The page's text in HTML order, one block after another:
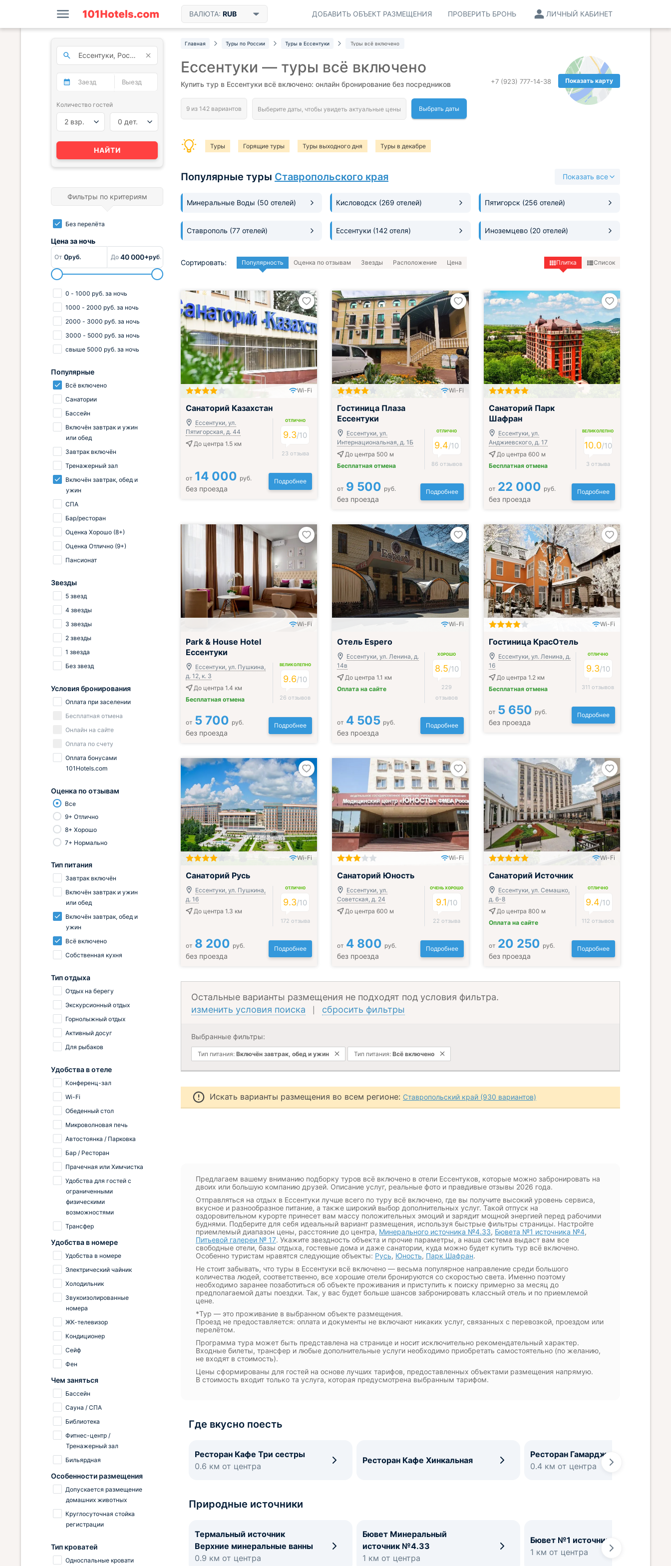
ВАЛЮТА: RUB ЛИЧНЫЙ КАБИНЕТ
ПРОВЕРИТЬ БРОНЬ
ДОБАВИТЬ ОБЪЕКТ РАЗМЕЩЕНИЯ
Главная Туры по России Туры в Ессентуки Туры всё включено
Показать карту
+7 (923) 777-14-38
Ессентуки — туры всё включено
Купить тур в Ессентуки всё включено: онлайн бронирование без посредников
Выбрать даты
Туры Горящие туры Туры выходного дня Туры в декабре
Популярные туры Ставропольского края Показать все
Минеральные Воды (50 отелей) Кисловодск (269 отелей) Пятигорск (256 отелей)
Ставрополь (77 отелей) Ессентуки (142 отеля) Иноземцево (20 отелей)
Сортировать: Популярность Оценка по отзывам Звезды Расположение Цена Плитка Список
Включён завтрак, обед и ужин
Wi-Fi
Санаторий Казахстан
Ессентуки, ул.
Пятигорская, д. 44
До центра 1.5 км
ОТЛИЧНО
9.3/10
23 отзыва
от 14 000 руб.
без проезда
Подробнее
Включён завтрак, обед и ужин
Wi-Fi
Гостиница Плаза
Ессентуки
Ессентуки, ул.
Интернациональная, д. 1Б
До центра 500 м
Бесплатная отмена
ОТЛИЧНО
9.4/10
86 отзывов
от 9 500 руб.
без проезда
Подробнее
Включён завтрак, обед и ужин
Санаторий Парк
Шафран
Ессентуки, ул.
Анджиевского, д. 17
До центра 600 м
Бесплатная отмена
ВЕЛИКОЛЕПНО
10.0/10
3 отзыва
от 22 000 руб.
без проезда
Подробнее
Включён завтрак, обед и ужин
Wi-Fi
Park & House Hotel
Ессентуки
Ессентуки, ул. Пушкина,
д. 12, к. 3
До центра 1.4 км
Бесплатная отмена
ВЕЛИКОЛЕПНО
9.6/10
26 отзывов
от 5 700 руб.
без проезда
Подробнее
Включён завтрак, обед и ужин
Wi-Fi
Отель Espero
Ессентуки, ул. Ленина, д.
14в
До центра 1.1 км
Оплата на сайте
ХОРОШО
8.5/10
229
отзывов
от 4 505 руб.
без проезда
Подробнее
Включён завтрак, обед и ужин
Wi-Fi
Гостиница КрасОтель
Ессентуки, ул. Ленина, д.
16
До центра 1.2 км
Бесплатная отмена
ОТЛИЧНО
9.3/10
311 отзывов
от 5 650 руб.
без проезда
Подробнее
Включён завтрак, обед и ужин
Wi-Fi
Санаторий Русь
Ессентуки, ул. Пушкина,
д. 16
До центра 1.3 км
ОТЛИЧНО
9.3/10
172 отзыва
от 8 200 руб.
без проезда
Подробнее
Включён завтрак, обед и ужин
Wi-Fi
Санаторий Юность
Ессентуки, ул.
Советская, д. 24
До центра 600 м
ОЧЕНЬ ХОРОШО
9.1/10
22 отзыва
от 4 800 руб.
без проезда
Подробнее
Всё включено
Wi-Fi
Санаторий Источник
Ессентуки, ул. Семашко,
д. 6-8
До центра 800 м
Оплата на сайте
ОТЛИЧНО
9.4/10
112 отзывов
от 20 250 руб.
без проезда
Подробнее
Остальные варианты размещения не подходят под условия фильтра.
изменить условия поиска
сбросить фильтры
Выбранные фильтры:
Тип питания: Включён завтрак, обед и ужин Тип питания: Всё включено
Искать варианты размещения во всем регионе: Ставропольский край (930 вариантов)
Предлагаем вашему вниманию подборку туров всё включено в отели Ессентуков, которые можно забронировать на
двоих или большую компанию друзей. Описание услуг, реальные фото и правдивые отзывы 2026 года.
Отправляться на отдых в Ессентуки лучше всего по туру всё включено, где вы получите высокий уровень сервиса,
вкусное и разнообразное питание, а также широкий выбор дополнительных услуг. Такой отпуск на
оздоровительном курорте принесет вам массу положительных эмоций и зарядит мощной энергией перед рабочими
буднями. Подберите для себя идеальный вариант размещения, используя быстрые фильтры страницы. Настройте
приемлемый диапазон цены, расстояние до центра, Минерального источника №4.33, Бювета №1 источника №4,
Питьевой галереи № 17. Укажите звездность объекта и прочие параметры, а наша система выдаст вам все
свободные отели, базы отдыха, гостевые дома и даже санатории, куда можно будет купить тур всё включено.
Особенно туристам нравятся следующие объекты: Русь, Юность, Парк Шафран.
Не стоит забывать, что туры в Ессентуки всё включено — весьма популярное направление среди большого
количества людей, соответственно, все хорошие отели бронируются со скоростью света. Именно поэтому
необходимо заранее позаботиться об объекте проживания и приступить к поиску примерно за месяц до
предполагаемой даты поездки. Так, у вас будет больше шансов забронировать классный отель и по приемлемой
цене.
*Тур — это проживание в выбранном объекте размещения.
Проезд не предоставляется: оплата и документы не включают никаких услуг, связанных с перевозкой, проездом или
перелётом.
Программа тура может быть представлена на странице и носит исключительно рекомендательный характер.
Входные билеты, трансфер и любые дополнительные услуги необходимо приобретать самостоятельно (по желанию,
не входят в стоимость).
Цены сформированы для гостей на основе лучших тарифов, предоставленных объектами размещения напрямую.
В стоимость входит только та услуга, которая предусмотрена выбранным тарифом.
Где вкусно поесть
Ресторан Кафе Три сестры
0.6 км от центра
Ресторан Кафе Хинкальная
Ресторан Гамарджоба
0.4 км от центра
Природные источники
Термальный источник
Верхние минеральные ванны
0.9 км от центра
Бювет Минеральный
источник №4.33
1 км от центра
Бювет №1 источника №4
1 км от центра
Количество гостей
2 взр. 0 дет.
НАЙТИ
Фильтры по критериям
Без перелёта
Цена заночь
От 0руб. До 40 000+руб.
0 - 1000 руб. за ночь
1000 - 2000 руб. за ночь
2000 - 3000 руб. за ночь
3000 - 5000 руб. за ночь
свыше 5000 руб. за ночь
Популярные
Всё включено
Санатории
Бассейн
Включён завтрак и ужин
или обед
Завтрак включён
Тренажерный зал
Включён завтрак, обед и
ужин
СПА
Бар/ресторан
Оценка Хорошо (8+)
Оценка Отлично (9+)
Пансионат
Звезды
5 звезд
4 звезды
3 звезды
2 звезды
1 звезда
Без звезд
Условия бронирования
Оплата при заселении
Бесплатная отмена
Онлайн на сайте
Оплата по счету
Оплата бонусами
101Hotels.com
Оценка по отзывам
Все
9+ Отлично
8+ Хорошо
7+ Нормально
Тип питания
Завтрак включён
Включён завтрак и ужин
или обед
Включён завтрак, обед и
ужин
Всё включено
Собственная кухня
Тип отдыха
Отдых на берегу
Экскурсионный отдых
Горнолыжный отдых
Активный досуг
Для рыбаков
Удобства в отеле
Конференц-зал
Wi-Fi
Обеденный стол
Микроволновая печь
Автостоянка / Парковка
Бар / Ресторан
Прачечная или Химчистка
Удобства для гостей с
ограниченными
физическими
возможностями
Трансфер
Удобства в номере
Удобства в номере
Электрический чайник
Холодильник
Звукоизолированные
номера
ЖК-телевизор
Кондиционер
Сейф
Фен
Чем заняться
Бассейн
Сауна / СПА
Библиотека
Фитнес-центр /
Тренажерный зал
Бильярдная
Особенности размещения
Допускается размещение
домашних животных
Круглосуточная стойка
регистрации
Тип кроватей
Односпальные кровати